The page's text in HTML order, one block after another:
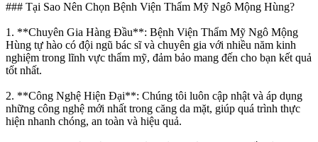
### Tại Sao Nên Chọn Bệnh Viện Thẩm Mỹ Ngô Mộng Hùng?
1. **Chuyên Gia Hàng Đầu**: Bệnh Viện Thẩm Mỹ Ngô Mộng
Hùng tự hào có đội ngũ bác sĩ và chuyên gia với nhiều năm kinh
nghiệm trong lĩnh vực thẩm mỹ, đảm bảo mang đến cho bạn kết quả
tốt nhất.
2. **Công Nghệ Hiện Đại**: Chúng tôi luôn cập nhật và áp dụng
những công nghệ mới nhất trong căng da mặt, giúp quá trình thực
hiện nhanh chóng, an toàn và hiệu quả.